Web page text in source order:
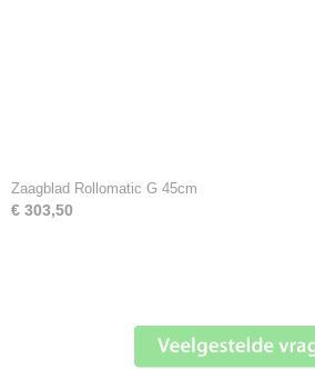
Zaagblad Rollomatic G 45cm
€ 303,50